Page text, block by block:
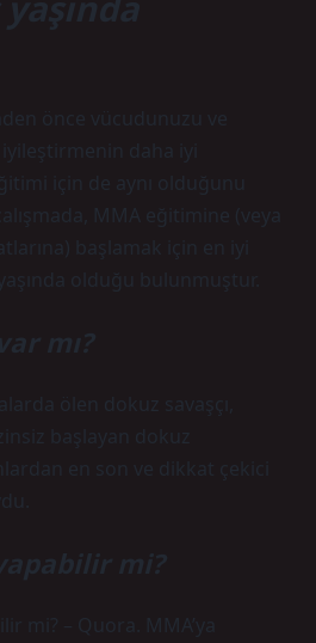
önce vücudunuzu ve
iyileştirmenin daha iyi
için de aynı olduğunu
MMA eğitimine (veya
başlamak için en iyi
yaşında olduğu bulunmuştur.
mı?
ölen dokuz savaşçı,
başlayan dokuz
en son ve dikkat çekici
mi?
mi? – Quora. MMA’ya